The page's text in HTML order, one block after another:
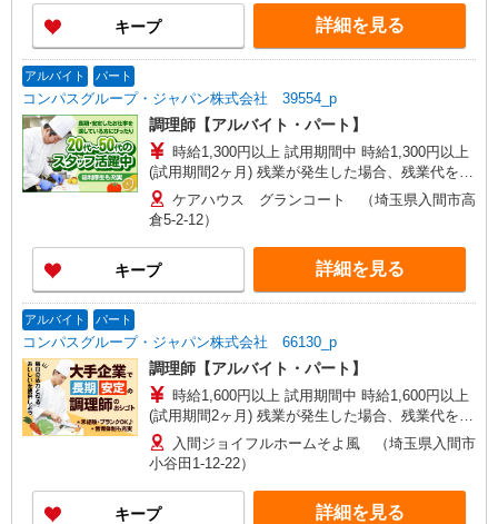
キープ 詳細を見る
アルバイト パート
コンパスグループ・ジャパン株式会社 39554_p
調理師【アルバイト・パート】
時給1,300円以上 試用期間中 時給1,300円以上
(試用期間2ヶ月) 残業が発生した場合、残業代を1
分単位で別途支給します。
ケアハウス グランコート （埼玉県入間市高
倉5-2-12）
キープ 詳細を見る
アルバイト パート
コンパスグループ・ジャパン株式会社 66130_p
調理師【アルバイト・パート】
時給1,600円以上 試用期間中 時給1,600円以上
(試用期間2ヶ月) 残業が発生した場合、残業代を1
分単位で別途支給します。
入間ジョイフルホームそよ風 （埼玉県入間市
小谷田1-12-22）
キープ 詳細を見る